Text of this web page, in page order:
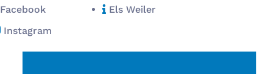
Facebook
Instagram
Els Weiler